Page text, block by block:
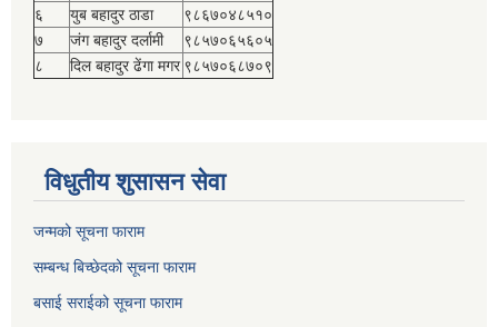
६
युब बहादुर ठाडा
९८६७०४८५१०
७
जंग बहादुर दर्लामी
९८५७०६५६०५
८
दिल बहादुर ढेंगा मगर ९८५७०६८७०९
विधुतीय शुसासन सेवा
जन्मको सूचना फाराम
सम्बन्ध बिच्छेदको सूचना फाराम
बसाई सराईको सूचना फाराम